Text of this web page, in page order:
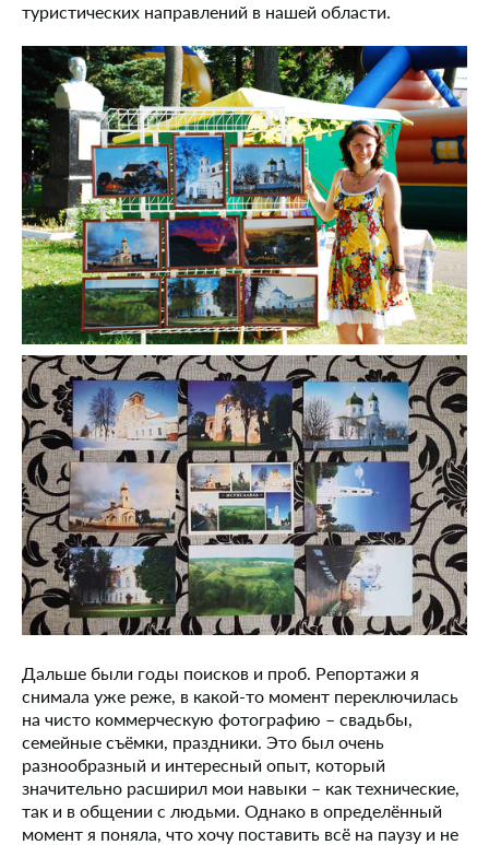
туристических направлений в нашей области.
Дальше были годы поисков и проб. Репортажи я
снимала уже реже, в какой-то момент переключилась
на чисто коммерческую фотографию – свадьбы,
семейные съёмки, праздники. Это был очень
разнообразный и интересный опыт, который
значительно расширил мои навыки – как технические,
так и в общении с людьми. Однако в определённый
момент я поняла, что хочу поставить всё на паузу и не